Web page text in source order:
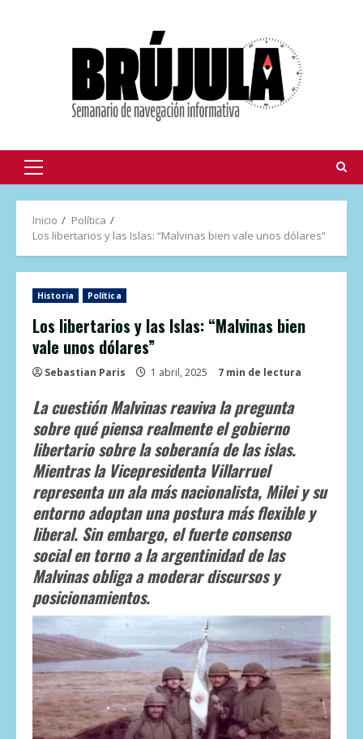
Inicio
Política
Los libertarios y las Islas: “Malvinas bien vale unos dólares”
Historia Política
Los libertarios y las Islas: “Malvinas bien
vale unos dólares”
Sebastian Paris 1 abril, 2025 7 min de lectura
La cuestión Malvinas reaviva la pregunta
sobre qué piensa realmente el gobierno
libertario sobre la soberanía de las islas.
Mientras la Vicepresidenta Villarruel
representa un ala más nacionalista, Milei y su
entorno adoptan una postura más flexible y
liberal. Sin embargo, el fuerte consenso
social en torno a la argentinidad de las
Malvinas obliga a moderar discursos y
posicionamientos.